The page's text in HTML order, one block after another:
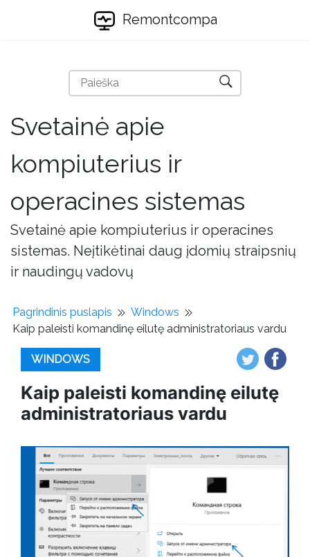
Remontcompa
Svetainė apie
kompiuterius ir
operacines sistemas
Svetainė apie kompiuterius ir operacines
sistemas. Neįtikėtinai daug įdomių straipsnių
ir naudingų vadovų
Pagrindinis puslapis
Windows
Kaip paleisti komandinę eilutę administratoriaus vardu
WINDOWS
Kaip paleisti komandinę eilutę
administratoriaus vardu